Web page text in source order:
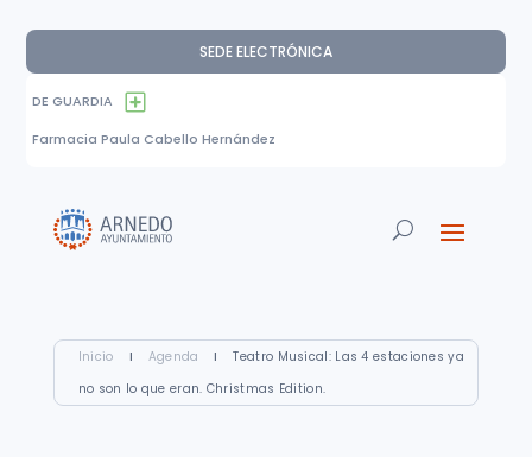
SEDE ELECTRÓNICA
DE GUARDIA
Farmacia Paula Cabello Hernández
Inicio I Agenda I
Teatro Musical: Las 4 estaciones ya
no son lo que eran. Christmas Edition.